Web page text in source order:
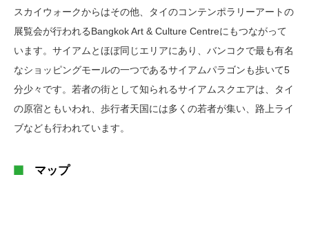
スカイウォークからはその他、タイのコンテンポラリーアートの
展覧会が行われるBangkok Art & Culture Centreにもつながって
います。サイアムとほぼ同じエリアにあり、バンコクで最も有名
なショッピングモールの一つであるサイアムパラゴンも歩いて5
分少々です。若者の街として知られるサイアムスクエアは、タイ
の原宿ともいわれ、歩行者天国には多くの若者が集い、路上ライ
ブなども行われています。
マップ